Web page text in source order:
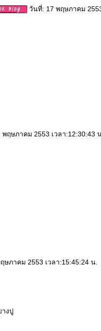
วันที่: 17 พฤษภาคม
พฤษภาคม 2553 เวลา:12:30:43
ษภาคม 2553 เวลา:15:45:24 น.
างปู